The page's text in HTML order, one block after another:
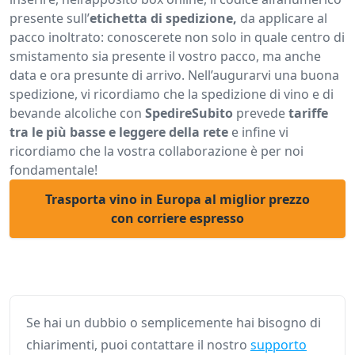
presente sull’etichetta di spedizione, da applicare al
pacco inoltrato: conoscerete non solo in quale centro di
smistamento sia presente il vostro pacco, ma anche
data e ora presunte di arrivo. Nell’augurarvi una buona
spedizione, vi ricordiamo che la spedizione di vino e di
bevande alcoliche con SpedireSubito prevedetariffe
tra le più basse e leggere della rete e infine vi
ricordiamo che la vostra collaborazione è per noi
fondamentale!
Trasporta vino in Europa al miglior prezzo
con corriere espresso
Se hai un dubbio o semplicemente hai bisogno di
chiarimenti, puoi contattare il nostro supporto